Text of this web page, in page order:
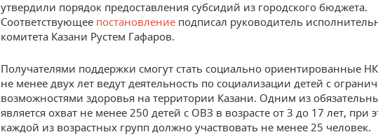
утвердили порядок предоставления субсидий из городского бюджета.
Соответствующее постановление подписал руководитель
комитета Казани Рустем Гафаров.
Получателями поддержки смогут стать социально ориентированные
не менее двух лет ведут деятельность по социализации детей с
возможностями здоровья на территории Казани. Одним из
является охват не менее 250 детей с ОВЗ в возрасте от 3 до 17 лет, при
каждой из возрастных групп должно участвовать не менее 25 человек.